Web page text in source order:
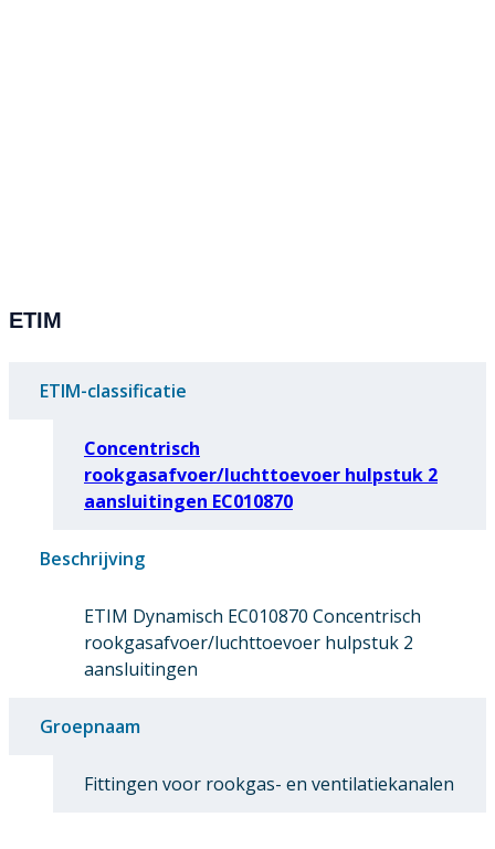
ETIM
ETIM-classificatie
Concentrisch
rookgasafvoer/luchttoevoer hulpstuk 2
aansluitingen EC010870
Beschrijving
ETIM Dynamisch EC010870 Concentrisch
rookgasafvoer/luchttoevoer hulpstuk 2
aansluitingen
Groepnaam
Fittingen voor rookgas- en ventilatiekanalen